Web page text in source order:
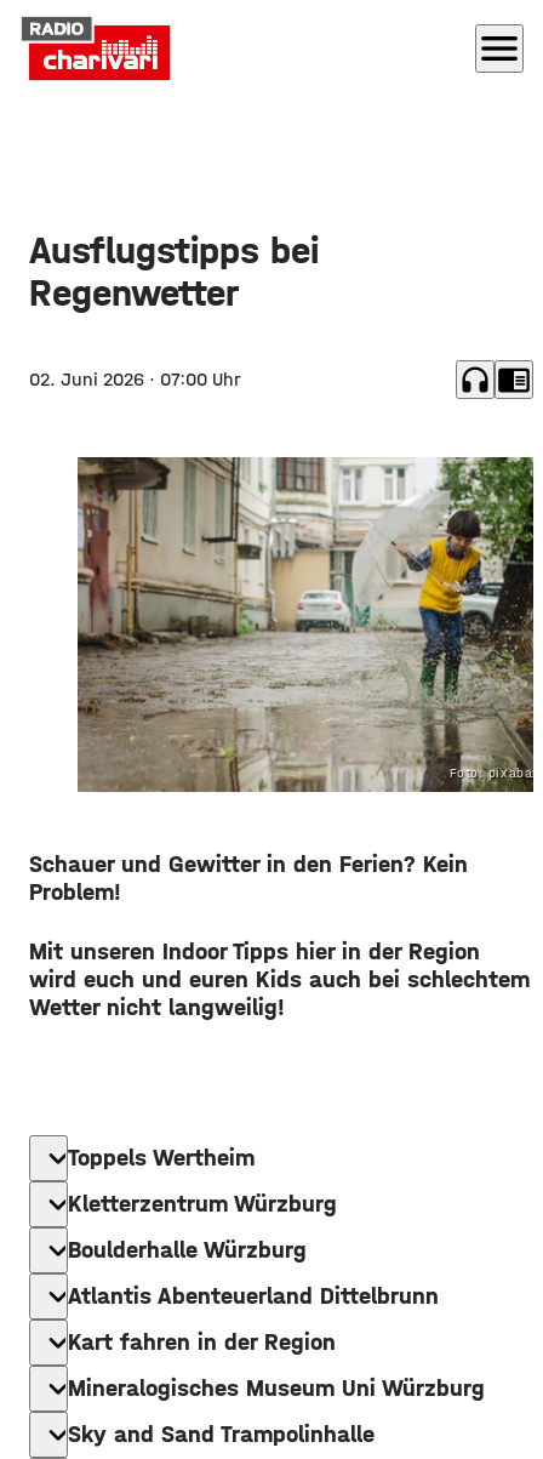
menu
Ausflugstipps bei
Regenwetter
02. Juni 2026 · 07:00 Uhr headphones chrome_reader_mode
Foto:
Schauer und Gewitter in den Ferien? Kein
Problem!
Mit unseren Indoor Tipps hier in der Region
wird euch und euren Kids auch bei schlechtem
Wetter nicht langweilig!
expand_moreToppels Wertheim
expand_moreKletterzentrum Würzburg
expand_moreBoulderhalle Würzburg
expand_moreAtlantis Abenteuerland Dittelbrunn
expand_moreKart fahren in der Region
expand_moreMineralogisches Museum Uni Würzburg
expand_moreSky and Sand Trampolinhalle